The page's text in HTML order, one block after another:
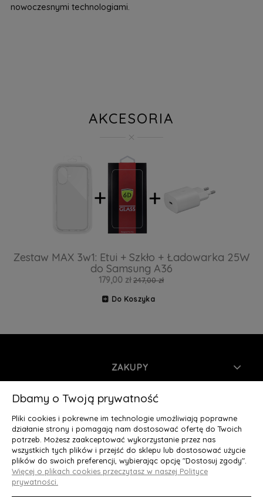
nowoczesnymi technologiami.
AKCESORIA
Zestaw MAX 3w1: Etui + Szkło + Ładowarka 25W
do Samsung A36
179,00 zł 247,00 zł
Do Koszyka
ZAKUPY
INFORMACJE
MOJE KONTO
O NAS
Deluxury.pl
Dbamy o Twoją prywatność
Pliki cookies i pokrewne im technologie umożliwiają poprawne
działanie strony i pomagają nam dostosować ofertę do Twoich
potrzeb. Możesz zaakceptować wykorzystanie przez nas
wszystkich tych plików i przejść do sklepu lub dostosować użycie
plików do swoich preferencji, wybierając opcję "Dostosuj zgody".
Więcej o plikach cookies przeczytasz w naszej Polityce
prywatności.